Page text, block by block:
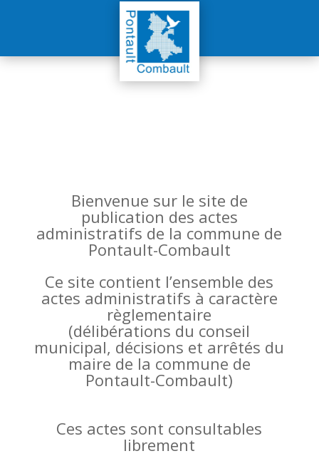
Bienvenue sur le site de
publication des actes
administratifs de la commune de
Pontault-Combault
Ce site contient l’ensemble des
actes administratifs à caractère
règlementaire
(délibérations du conseil
municipal, décisions et arrêtés du
maire de la commune de
Pontault-Combault)
Ces actes sont consultables
librement